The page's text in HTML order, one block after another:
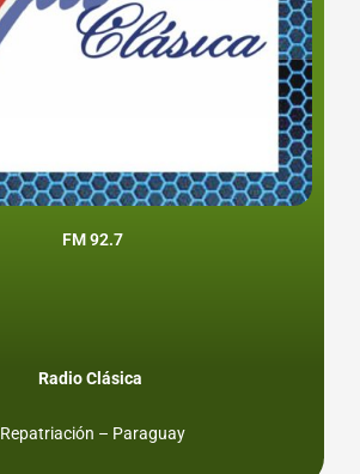
FM 92.7
Radio Clásica
Repatriación – Paraguay